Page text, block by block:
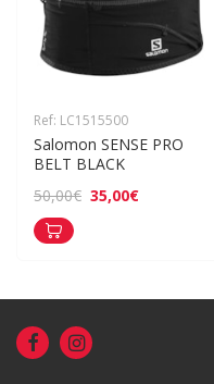
Ref: LC1515500
Salomon SENSE PRO
BELT BLACK
50,00€ 35,00€